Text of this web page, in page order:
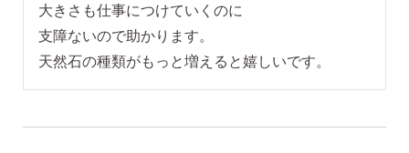
スタッドピアス
大きさも仕事につけていくのに
支障ないので助かります。